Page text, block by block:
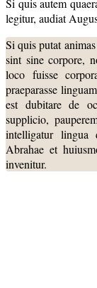
Si quis autem
legitur, audiat
Si quis putat
sint sine corpore,
loco fuisse
praeparasse
est dubitare de
supplicio,
intelligatur lingua
Abrahae et
invenitur.